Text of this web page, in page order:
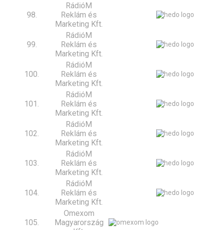
98.
RádióM
Reklám és
Marketing Kft.
99.
RádióM
Reklám és
Marketing Kft.
100.
RádióM
Reklám és
Marketing Kft.
101.
RádióM
Reklám és
Marketing Kft.
102.
RádióM
Reklám és
Marketing Kft.
103.
RádióM
Reklám és
Marketing Kft.
104.
RádióM
Reklám és
Marketing Kft.
105.
Omexom
Magyarország